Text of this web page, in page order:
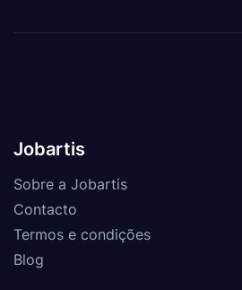
Jobartis
Sobre a Jobartis
Contacto
Termos e condições
Blog